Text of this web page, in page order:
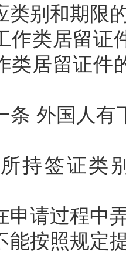
类别和期限
作类居留证
类居留证件
条 外国人有
所持签证类
申请过程中
能按照规定